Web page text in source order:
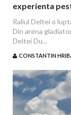
experienta
Raliul Deltei o
Din arena
Deltei Du...
CONSTANTIN